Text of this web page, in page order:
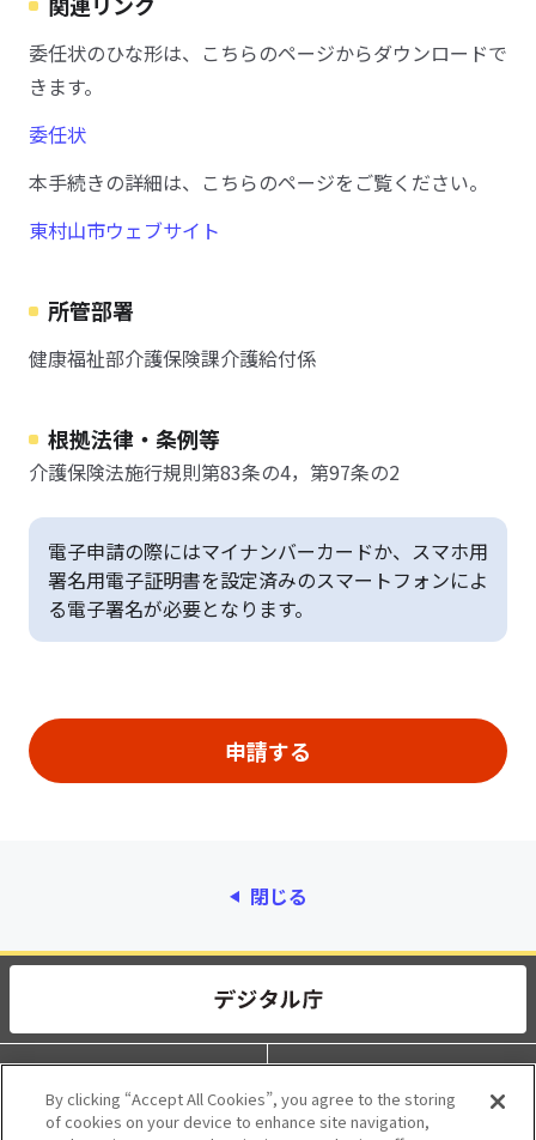
委任状のひな形は、こちらのページからダウンロードで
きます。
委任状
本手続きの詳細は、こちらのページをご覧ください。
東村山市ウェブサイト
所管部署
健康福祉部介護保険課介護給付係
根拠法律・条例等
介護保険法施行規則第83条の4，第97条の2
電子申請の際にはマイナンバーカードか、スマホ用
署名用電子証明書を設定済みのスマートフォンによ
る電子署名が必要となります。
閉じる
動作環境 個人情報保護
利用規約 アクセシビリティ
By clicking “Accept All Cookies”, you agree to the storing
of cookies on your device to enhance site navigation,